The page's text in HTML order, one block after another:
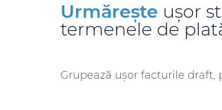
Urmărește ușor
termenele de
Grupează ușor facturile draft,